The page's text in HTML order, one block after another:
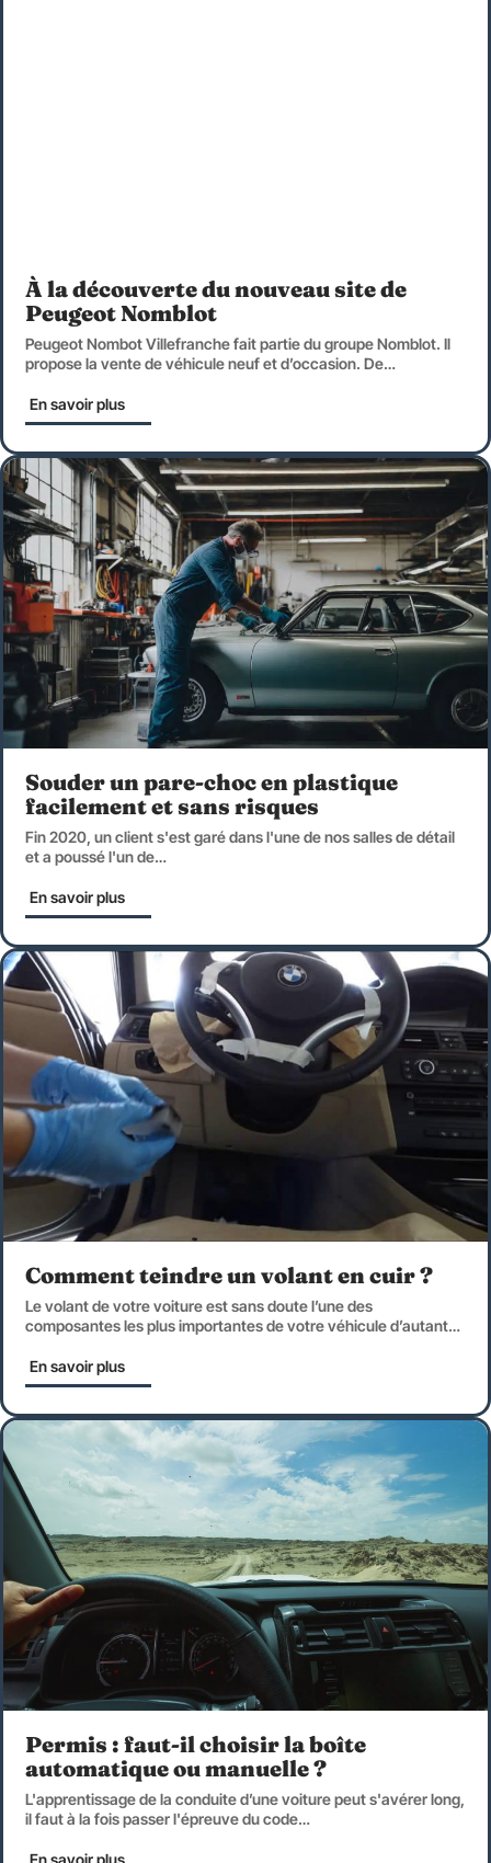
À la découverte du nouveau site de
Peugeot Nomblot
Peugeot Nombot Villefranche fait partie du groupe Nomblot. Il
propose la vente de véhicule neuf et d’occasion. De…
En savoir plus
Souder un pare-choc en plastique
facilement et sans risques
Fin 2020, un client s'est garé dans l'une de nos salles de détail
et a poussé l'un de…
En savoir plus
Comment teindre un volant en cuir ?
Le volant de votre voiture est sans doute l’une des
composantes les plus importantes de votre véhicule d’autant…
En savoir plus
Permis : faut-il choisir la boîte
automatique ou manuelle ?
L'apprentissage de la conduite d’une voiture peut s'avérer long,
il faut à la fois passer l'épreuve du code…
En savoir plus